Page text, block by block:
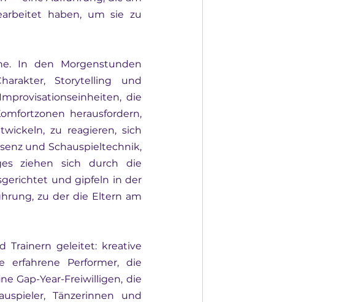
haben, um sie zu
In den Morgenstunden
Storytelling und
die
herausfordern,
zu reagieren, sich
und Schauspieltechnik,
ziehen sich durch die
und gipfeln in der
zu der die Eltern am
Trainern geleitet: kreative
erfahrene Performer, die
Gap-Year-Freiwilligen, die
Tänzerinnen und